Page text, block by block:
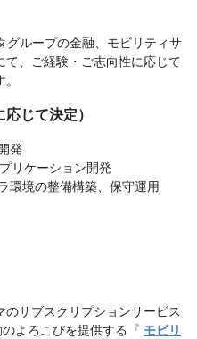
グループの金融、モビリティサ
、ご経験・ご志向性に応じて
じて決定）
発
リケーション開発
環境の整備構築、保守運用
サブスクリプションサービス
よろこびを提供する『 モビリ